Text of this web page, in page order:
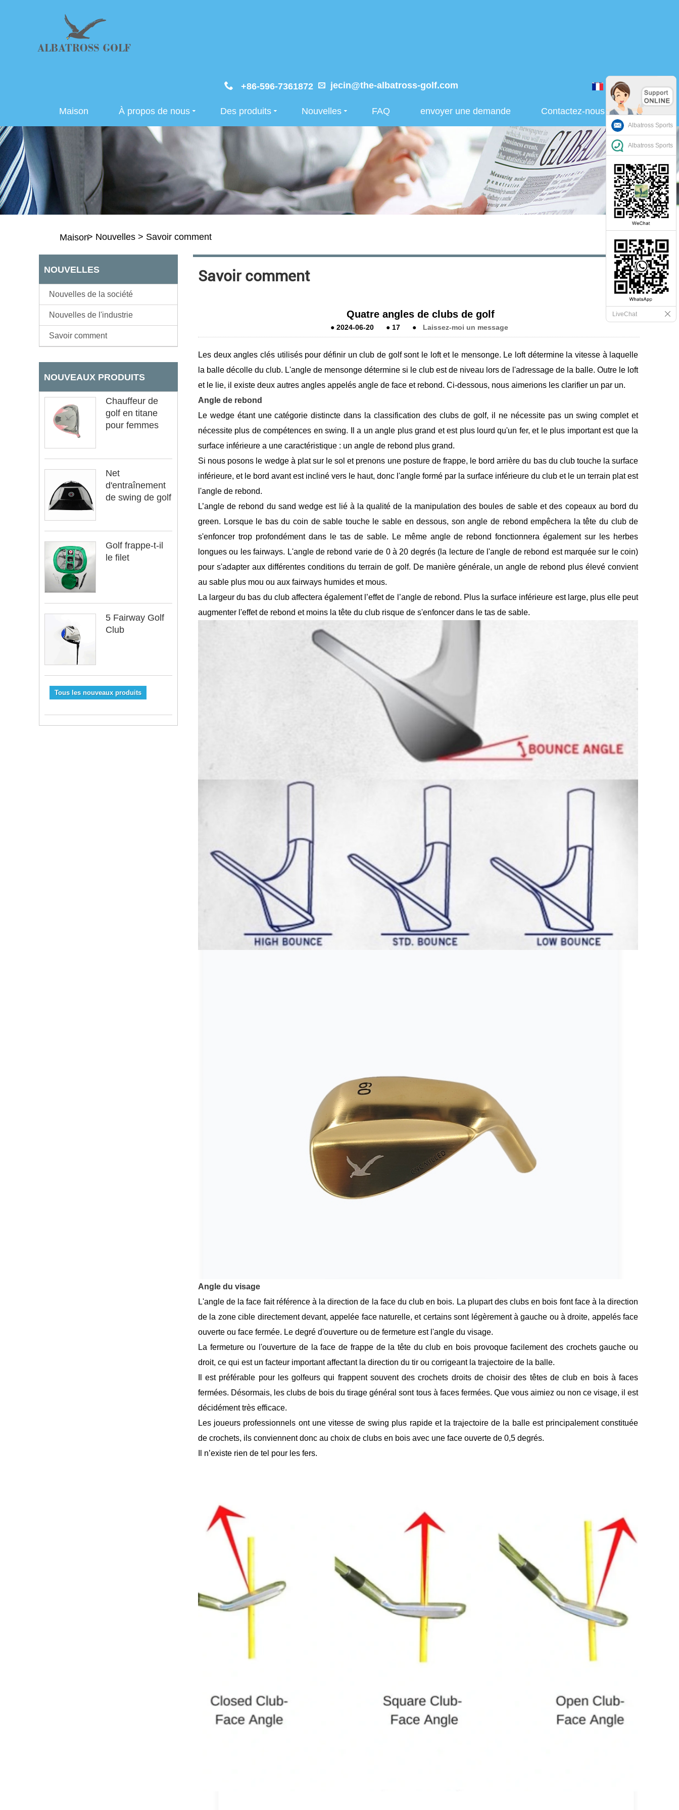
+86-596-7361872 jecin@the-albatross-golf.com Français
Maison À propos de nous Des produits Nouvelles FAQ envoyer une demande Contactez-nous
Maison> Nouvelles > Savoir comment
NOUVELLES
Nouvelles de la société
Nouvelles de l'industrie
Savoir comment
NOUVEAUX PRODUITS
Chauffeur de
golf en titane
pour femmes
Net
d'entraînement
de swing de golf
Golf frappe-t-il
le filet
5 Fairway Golf
Club
Tous les nouveaux produits
Savoir comment
Quatre angles de clubs de golf
● 2024-06-20 ● 17 ● Laissez-moi un message
Les deux angles clés utilisés pour définir un club de golf sont le loft et le mensonge. Le loft détermine la vitesse à laquelle
la balle décolle du club. L'angle de mensonge détermine si le club est de niveau lors de l'adressage de la balle. Outre le loft
et le lie, il existe deux autres angles appelés angle de face et rebond. Ci-dessous, nous aimerions les clarifier un par un.
Angle de rebond
Le wedge étant une catégorie distincte dans la classification des clubs de golf, il ne nécessite pas un swing complet et
nécessite plus de compétences en swing. Il a un angle plus grand et est plus lourd qu'un fer, et le plus important est que la
surface inférieure a une caractéristique : un angle de rebond plus grand.
Si nous posons le wedge à plat sur le sol et prenons une posture de frappe, le bord arrière du bas du club touche la surface
inférieure, et le bord avant est incliné vers le haut, donc l'angle formé par la surface inférieure du club et le un terrain plat est
l'angle de rebond.
L’angle de rebond du sand wedge est lié à la qualité de la manipulation des boules de sable et des copeaux au bord du
green. Lorsque le bas du coin de sable touche le sable en dessous, son angle de rebond empêchera la tête du club de
s'enfoncer trop profondément dans le tas de sable. Le même angle de rebond fonctionnera également sur les herbes
longues ou les fairways. L'angle de rebond varie de 0 à 20 degrés (la lecture de l'angle de rebond est marquée sur le coin)
pour s'adapter aux différentes conditions du terrain de golf. De manière générale, un angle de rebond plus élevé convient
au sable plus mou ou aux fairways humides et mous.
La largeur du bas du club affectera également l’effet de l’angle de rebond. Plus la surface inférieure est large, plus elle peut
augmenter l'effet de rebond et moins la tête du club risque de s'enfoncer dans le tas de sable.
Angle du visage
L'angle de la face fait référence à la direction de la face du club en bois. La plupart des clubs en bois font face à la direction
de la zone cible directement devant, appelée face naturelle, et certains sont légèrement à gauche ou à droite, appelés face
ouverte ou face fermée. Le degré d'ouverture ou de fermeture est l'angle du visage.
La fermeture ou l'ouverture de la face de frappe de la tête du club en bois provoque facilement des crochets gauche ou
droit, ce qui est un facteur important affectant la direction du tir ou corrigeant la trajectoire de la balle.
Il est préférable pour les golfeurs qui frappent souvent des crochets droits de choisir des têtes de club en bois à faces
fermées. Désormais, les clubs de bois du tirage général sont tous à faces fermées. Que vous aimiez ou non ce visage, il est
décidément très efficace.
Les joueurs professionnels ont une vitesse de swing plus rapide et la trajectoire de la balle est principalement constituée
de crochets, ils conviennent donc au choix de clubs en bois avec une face ouverte de 0,5 degrés.
Il n’existe rien de tel pour les fers.
Albatross Sports
Albatross Sports
LiveChat